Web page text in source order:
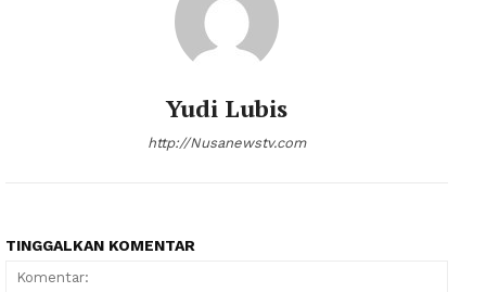
Yudi Lubis
http://Nusanewstv.com
TINGGALKAN KOMENTAR